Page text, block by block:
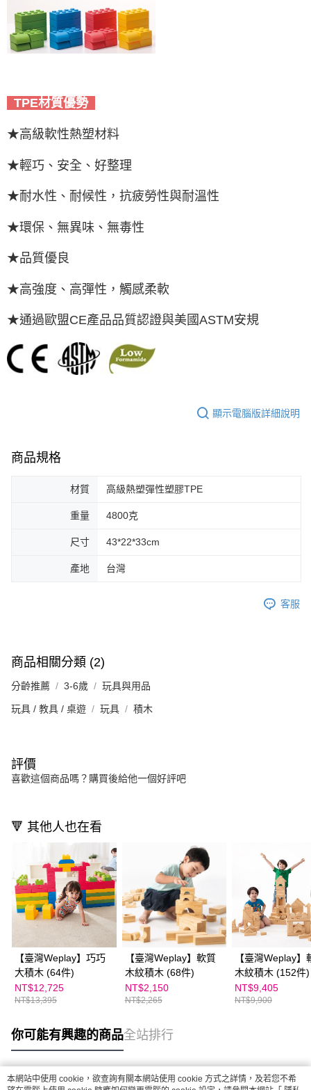
TPE材質優勢
★高級軟性熱塑材料
★輕巧、安全、好整理
★耐水性、耐候性，抗疲勞性與耐溫性
★環保、無異味、無毒性
★品質優良
★高強度、高彈性，觸感柔軟
★通過歐盟CE產品品質認證與美國ASTM安規
顯示電腦版詳細說明
商品規格
材質 高級熱塑彈性塑膠TPE
重量 4800克
尺寸 43*22*33cm
產地 台灣
客服
商品相關分類 (2)
分齡推薦 3-6歲 玩具與用品
玩具 / 教具 / 桌遊 玩具 積木
評價
喜歡這個商品嗎？購買後給他一個好評吧
🔻 其他人也在看
【臺灣Weplay】巧巧
大積木 (64件)
NT$12,725
NT$13,395
【臺灣Weplay】軟質
木紋積木 (68件)
NT$2,150
NT$2,265
【臺灣Weplay】
木紋積木 (152件)
NT$9,405
NT$9,900
你可能有興趣的商品全站排行
本網站中使用 cookie，欲查詢有關本網站使用 cookie 方式之詳情，及若您不希